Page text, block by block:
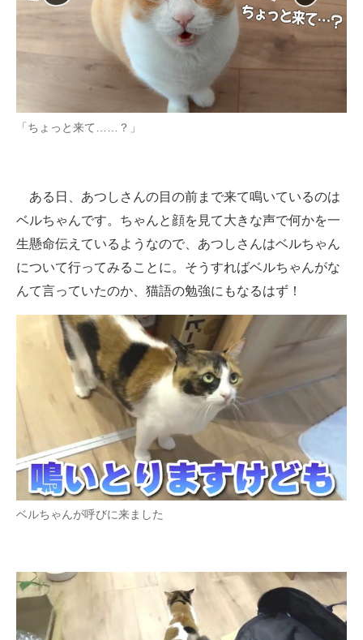
「ちょっと来て……？」
ある日、あつしさんの目の前まで来て鳴いているのは
ベルちゃんです。ちゃんと顔を見て大きな声で何かを一
生懸命伝えているようなので、あつしさんはベルちゃん
について行ってみることに。そうすればベルちゃんがな
んて言っていたのか、猫語の勉強にもなるはず！
ベルちゃんが呼びに来ました